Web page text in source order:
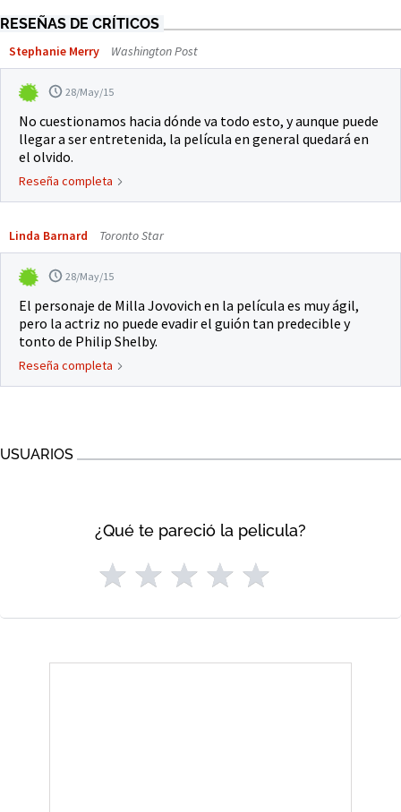
RESEÑAS DE CRÍTICOS
Stephanie Merry Washington Post
28/May/15
No cuestionamos hacia dónde va todo esto, y aunque puede
llegar a ser entretenida, la película en general quedará en
el olvido.
Reseña completa
Linda Barnard Toronto Star
28/May/15
El personaje de Milla Jovovich en la película es muy ágil,
pero la actriz no puede evadir el guión tan predecible y
tonto de Philip Shelby.
Reseña completa
USUARIOS
¿Qué te pareció la pelicula?